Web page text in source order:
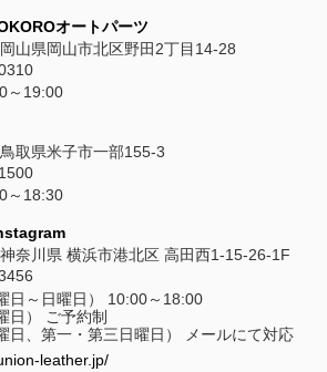
オートパーツ
山県岡山市北区野田2丁目14-28
～19:00
取県米子市一部155-3
～18:30
奈川県 横浜市港北区 高田西1-15-26-1F
日～日曜日） 10:00～18:00
日） ご予約制
日、第一・第三日曜日） メールにて対応
leather.jp/